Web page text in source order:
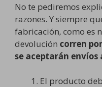
No te pediremos
razones. Y siempre
fabricación, como es
devolución corren
se aceptarán envíos
El producto